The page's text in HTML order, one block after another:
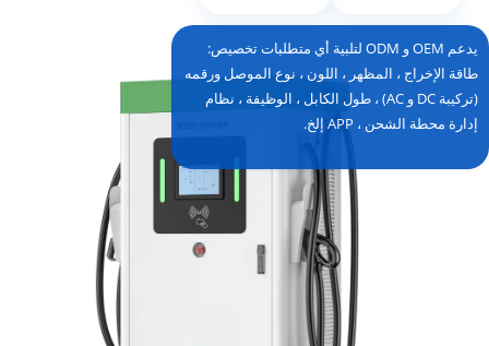
يدعم OEM و ODM لتلبية أي متطلبات تخصيص:
طاقة الإخراج ، المظهر ، اللون ، نوع الموصل ورقمه
(تركيبة DC و AC) ، طول الكابل ، الوظيفة ، نظام
إدارة محطة الشحن ، APP إلخ.